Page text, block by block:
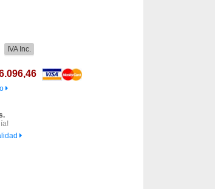
IVA Inc.